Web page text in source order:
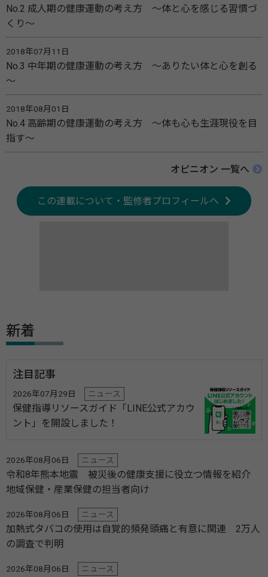
No.2 成人期の健康運動の考え方 ～体と心を感じる習慣づ
くり～
2018年07月11日
No.3 中年期の健康運動の考え方 ～ありたい体と心を創る
～
2018年08月01日
No.4 高齢期の健康運動の考え方 ～体も心も生涯現役を目
指す～
オピニオン 一覧へ
この連載について・監修者プロフィールへ
新着
注目記事
2026年07月29日 ニュース
保健指導リソースガイド「LINE公式アカウ
ント」を開設しました！
2026年08月06日 ニュース
令和8年熊本地震 被災後の健康支援に役立つ情報を紹介
地域保健・産業保健の担当者向け
2026年08月06日 ニュース
加熱式タバコの使用は自覚的頻発頭痛と有意に関連 2万人
の調査で判明
2026年08月06日 ニュース